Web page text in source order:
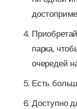
парка,
очередей
Есть
Доступно